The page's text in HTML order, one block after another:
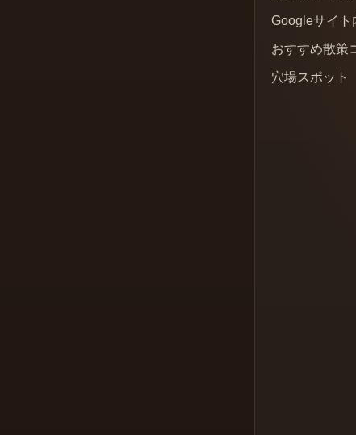
Googleサイト
おすすめ散策
穴場スポット